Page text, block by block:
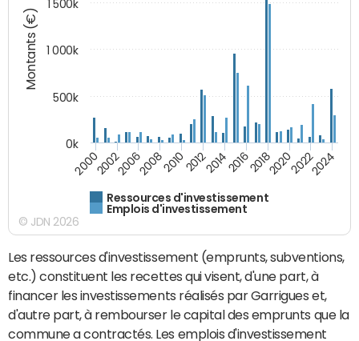
Montants (€)
Ressources d'investissement
Emplois d'investissement
200020022006200820102012201420162018202020222024
0k
500k
1 000k
1 500k
© JDN 2026
Les ressources d'investissement (emprunts, subventions,
etc.) constituent les recettes qui visent, d'une part, à
financer les investissements réalisés par Garrigues et,
d'autre part, à rembourser le capital des emprunts que la
commune a contractés. Les emplois d'investissement